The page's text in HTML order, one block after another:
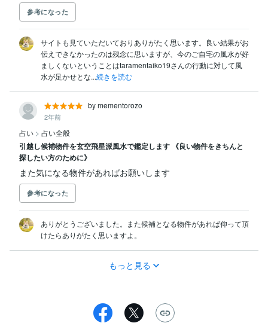
参考になった
サイトも見ていただいておりありがたく思います。良い結果がお
伝えできなかったのは残念に思いますが、今のご自宅の風水が好
ましくないということはtaramentaiko19さんの行動に対して風
水が足かせとな...続きを読む
by mementorozo
2年前
占い > 占い全般
引越し候補物件を玄空飛星派風水で鑑定します 《良い物件をきちんと
探したい方のために》
また気になる物件があればお願いします
参考になった
ありがとうございました。また候補となる物件があれば仰って頂
けたらありがたく思いますよ。
もっと見る